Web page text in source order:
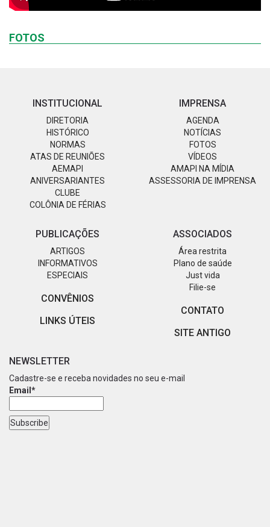
FOTOS
INSTITUCIONAL
DIRETORIA
HISTÓRICO
NORMAS
ATAS DE REUNIÕES
AEMAPI
ANIVERSARIANTES
CLUBE
COLÔNIA DE FÉRIAS
IMPRENSA
AGENDA
NOTÍCIAS
FOTOS
VÍDEOS
AMAPI NA MÍDIA
ASSESSORIA DE IMPRENSA
PUBLICAÇÕES
ARTIGOS
INFORMATIVOS
ESPECIAIS
CONVÊNIOS
LINKS ÚTEIS
ASSOCIADOS
Área restrita
Plano de saúde
Just vida
Filie-se
CONTATO
SITE ANTIGO
NEWSLETTER
Cadastre-se e receba novidades no seu e-mail
Email*